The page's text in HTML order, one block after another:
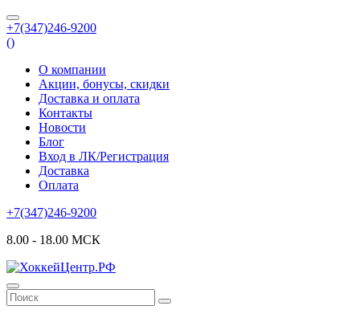
+7(347)246-9200
()
О компании
Акции, бонусы, скидки
Доставка и оплата
Контакты
Новости
Блог
Вход в ЛК/Регистрация
Доставка
Оплата
+7(347)246-9200
8.00 - 18.00 МСК